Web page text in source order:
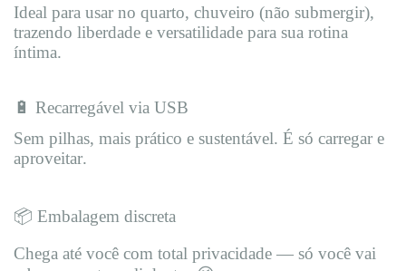
Ideal para usar no quarto, chuveiro (não submergir),
trazendo liberdade e versatilidade para sua rotina
íntima.
🔋 Recarregável via USB
Sem pilhas, mais prático e sustentável. É só carregar e
aproveitar.
📦 Embalagem discreta
Chega até você com total privacidade — só você vai